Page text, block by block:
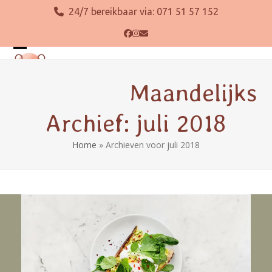
24/7 bereikbaar via: 071 51 57 152
Facebook
Instagram
E-
mail
Open
Close
Maandelijks
Archief: juli 2018
Home » Archieven voor juli 2018